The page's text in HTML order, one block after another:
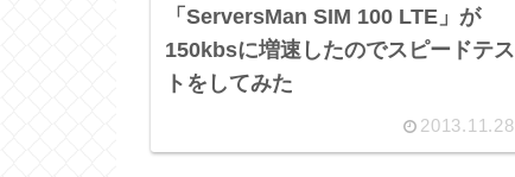
「ServersMan SIM 100 LTE」が
150kbsに増速したのでスピードテス
トをしてみた
2013.11.28